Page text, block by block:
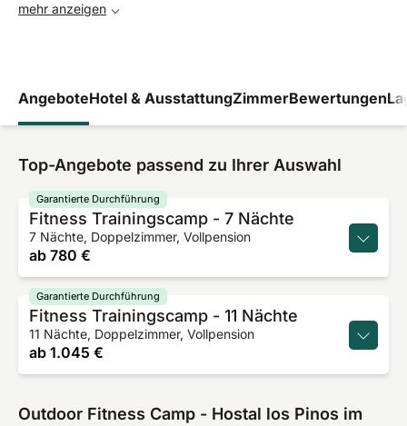
mehr anzeigen
AngeboteHotel & AusstattungZimmerBewertungen
Top-Angebote passend zu Ihrer Auswahl
Fitness Trainingscamp - 7 Nächte
7 Nächte, Doppelzimmer, Vollpension
ab 780 €
Garantierte Durchführung
Fitness Trainingscamp - 11 Nächte
11 Nächte, Doppelzimmer, Vollpension
ab 1.045 €
Garantierte Durchführung
Outdoor Fitness Camp - Hostal los Pinos im